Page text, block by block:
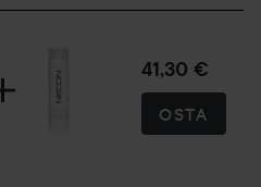
41,30 €
OSTA